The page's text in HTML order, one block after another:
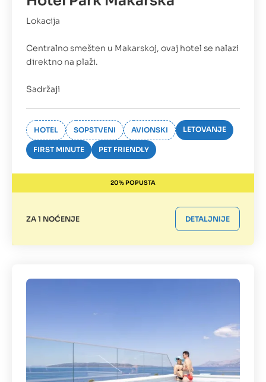
Lokacija
Centralno smešten u Makarskoj, ovaj hotel se nalazi
direktno na plaži.
Sadržaji
HOTEL SOPSTVENI AVIONSKI LETOVANJE
FIRST MINUTE PET FRIENDLY
20% POPUSTA
ZA 1 NOĆENJE DETALJNIJE